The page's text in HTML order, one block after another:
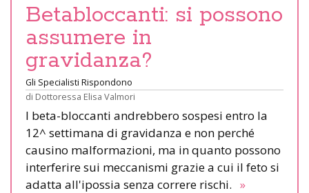
Betabloccanti: si possono
assumere in
gravidanza?
Gli Specialisti Rispondono
di Dottoressa Elisa Valmori
I beta-bloccanti andrebbero sospesi entro la
12^ settimana di gravidanza e non perché
causino malformazioni, ma in quanto possono
interferire sui meccanismi grazie a cui il feto si
adatta all'ipossia senza correre rischi. »